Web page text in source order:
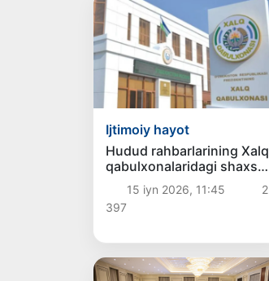
Ijtimoiy hayot
Hudud rahbarlarining Xalq
qabulxonalaridagi shaxsiy
qabul jadvallari
tasdiqlandi
15 iyn 2026, 11:45
2
397